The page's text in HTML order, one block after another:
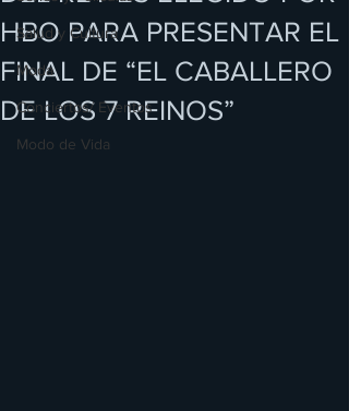
Salud y Cultura
Moda
Conciertos/ Eventos
Modo de Vida
HBO PARA PRESENTAR EL
FINAL DE “EL CABALLERO
DE LOS 7 REINOS”